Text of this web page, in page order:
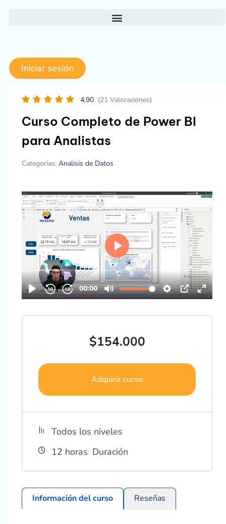
Iniciar sesión
4.90 (21 Valoraciones)
Curso Completo de Power BI
para Analistas
Categorías:Analisis de Datos
$154.000
Adquirir curso
Todos los niveles
12 horas Duración
Información del curso Reseñas